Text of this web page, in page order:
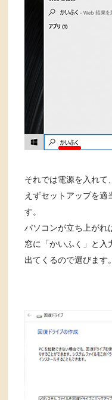
それでは電源を入れて
えずセットアップを適
す。
パソコンが立ち上が
窓に「かいふく」と入
出てくるので選びます。